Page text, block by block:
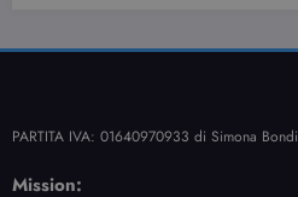
PARTITA IVA: 01640970933 di Simona Bondi
Mission: